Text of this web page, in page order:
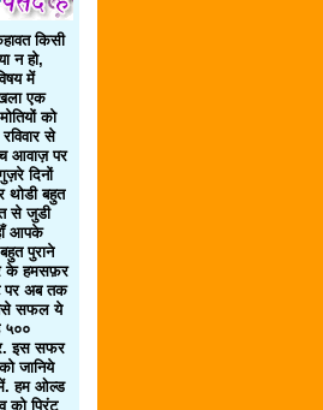
किसी
न हो,
में
एक
को
से
आवाज़ पर
दिनों
थोडी बहुत
से जुडी
आपके
पुराने
के हमसफ़र
पर अब तक
सफल ये
५००
इस सफर
जानिये
हम ओल्ड
को प्रिंट